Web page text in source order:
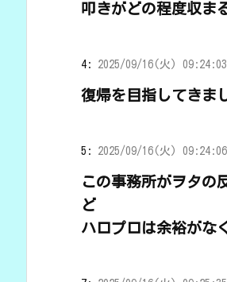
叩きがどの程度収ま
4: 2025/09/16(火)
復帰を目指してきま
5: 2025/09/16(火)
この事務所がヲタの
ど
ハロプロは余裕がな